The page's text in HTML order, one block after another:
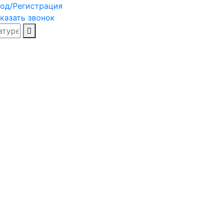
Регистрация
звонок